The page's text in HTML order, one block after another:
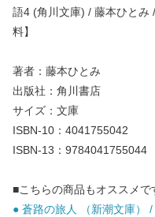
語4 (角川文庫) / 藤本ひとみ
料】
著者：藤本ひとみ
出版社：角川書店
サイズ：文庫
ISBN-10：4041755042
ISBN-13：9784041755044
■こちらの商品もオススメで
● 蒼路の旅人 （新潮文庫）